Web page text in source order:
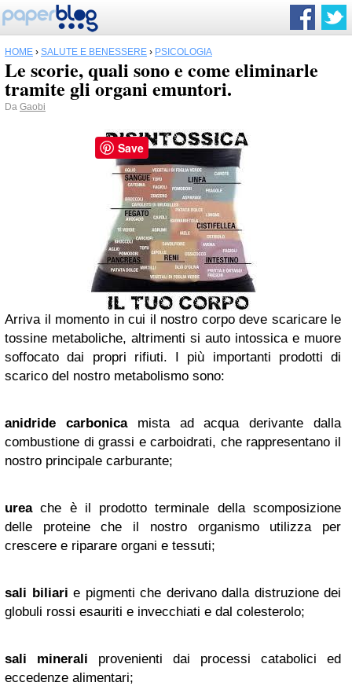
HOME › SALUTE E BENESSERE › PSICOLOGIA
Le scorie, quali sono e come eliminarle
tramite gli organi emuntori.
Da Gaobi
Arriva il momento in cui il nostro corpo deve scaricare le
tossine metaboliche, altrimenti si auto intossica e muore
soffocato dai propri rifiuti. I più importanti prodotti di
scarico del nostro metabolismo sono:
anidride carbonicamista ad acqua derivante dalla
combustione di grassi e carboidrati, che rappresentano il
nostro principale carburante;
ureache è il prodotto terminale della scomposizione
delle proteine che il nostro organismo utilizza per
crescere e riparare organi e tessuti;
sali biliari e pigmenti che derivano dalla distruzione dei
globuli rossi esauriti e invecchiati e dal colesterolo;
sali minerali provenienti dai processi catabolici ed
eccedenze alimentari;
Save